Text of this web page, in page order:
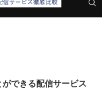
できる配信サービス